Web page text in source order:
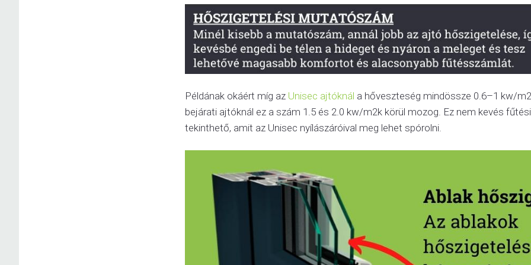
Példának okáért míg az Unisec ajtóknál a hőveszteség mindössze 0.6–1 kw/
bejárati ajtóknál ez a szám 1.5 és 2.0 kw/m2k körül mozog. Ez nem kevés
tekinthető, amit az Unisec nyílászáróival meg lehet spórolni.